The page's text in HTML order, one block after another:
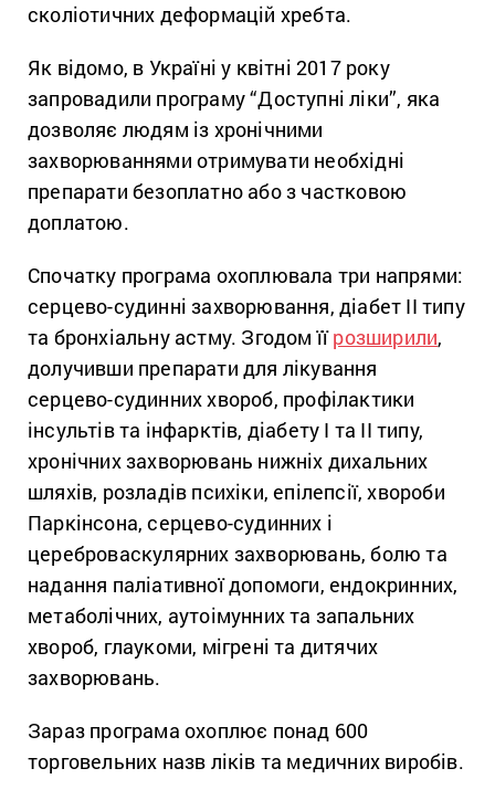
сколіотичних деформацій хребта.
Як відомо, в Україні у квітні 2017 року
запровадили програму “Доступні ліки”, яка
дозволяє людям із хронічними
захворюваннями отримувати необхідні
препарати безоплатно або з частковою
доплатою.
Спочатку програма охоплювала три напрями:
серцево-судинні захворювання, діабет II типу
та бронхіальну астму. Згодом їїрозширили,
долучивши препарати для лікування
серцево-судинних хвороб, профілактики
інсультів та інфарктів, діабету I та II типу,
хронічних захворювань нижніх дихальних
шляхів, розладів психіки, епілепсії, хвороби
Паркінсона, серцево-судинних і
цереброваскулярних захворювань, болю та
надання паліативної допомоги, ендокринних,
метаболічних, аутоімунних та запальних
хвороб, глаукоми, мігрені та дитячих
захворювань.
Зараз програма охоплює понад 600
торговельних назв ліків та медичних виробів.